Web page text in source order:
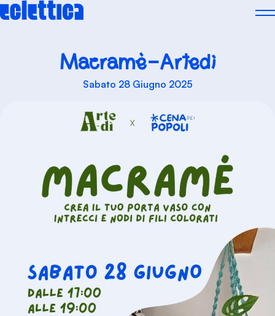
Skip
to
Macramè-Artedì
Sabato 28 Giugno 2025